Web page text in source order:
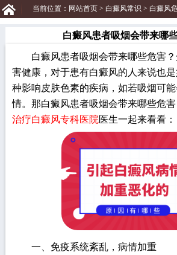
当前位置： 网站首页> 白癜风常识 > 白癜风
白癜风患者吸烟会带来哪
白癜风患者吸烟会带来哪些危害？
害健康，对于患有白癜风的人来说也
种影响皮肤色素的疾病，如若吸烟可
情。那白癜风患者吸烟会带来哪些危
治疗白癜风专科医院医生一起来看看：
一、免疫系统紊乱，病情加重